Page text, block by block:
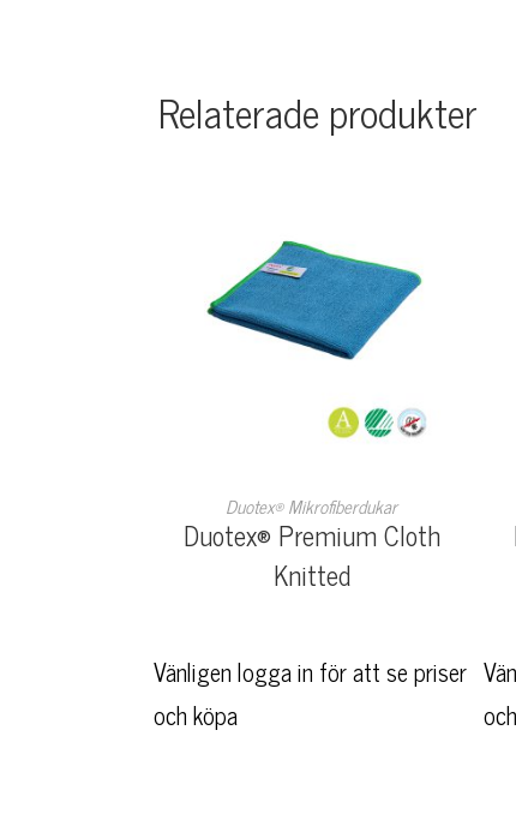
Relaterade produkter
LÄS MER
Duotex® Mikrofiberdukar
Duotex® Premium Cloth
Knitted
Vänligen logga in för att se priser
och köpa